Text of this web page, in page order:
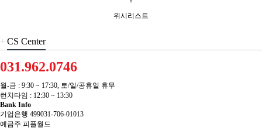
위시리스트
+ CS Center
031.962.0746
월-금 : 9:30 ~ 17:30, 토/일/공휴일 휴무
런치타임 : 12:30 ~ 13:30
Bank Info
기업은행 499031-706-01013
예금주 피플월드